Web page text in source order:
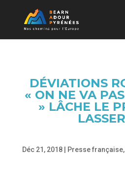
DÉVIATIONS
« ON NE VA
» LÂCHE LE
Déc 21, 2018| Presse française,